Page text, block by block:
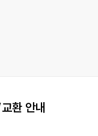
환 안내